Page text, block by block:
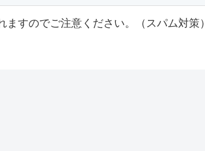
すのでご注意ください。（スパム対策）